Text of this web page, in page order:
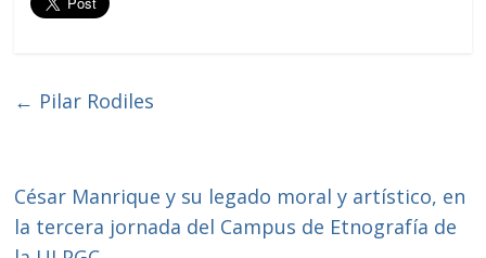
← Pilar Rodiles
César Manrique y su legado moral y artístico, en
la tercera jornada del Campus de Etnografía de